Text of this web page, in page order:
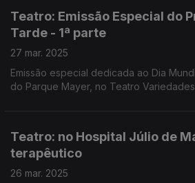
Teatro: Emissão Especial do
Tarde - 1ª parte
27 mar. 2025
Emissão especial dedicada ao Dia
do Parque Mayer, no Teatro
Teatro: no Hospital Júlio de
terapêutico
26 mar. 2025